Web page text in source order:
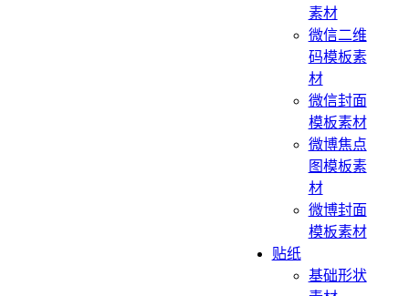
素材
微信二维
码模板素
材
微信封面
模板素材
微博焦点
图模板素
材
微博封面
模板素材
贴纸
基础形状